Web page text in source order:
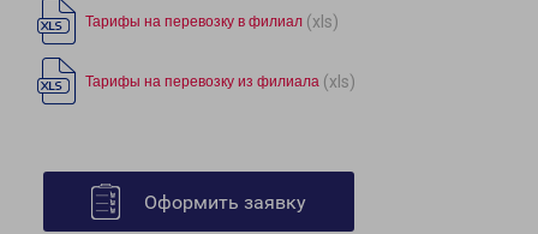
Тарифы на перевозку в филиал (xls)
Тарифы на перевозку из филиала (xls)
Оформить заявку